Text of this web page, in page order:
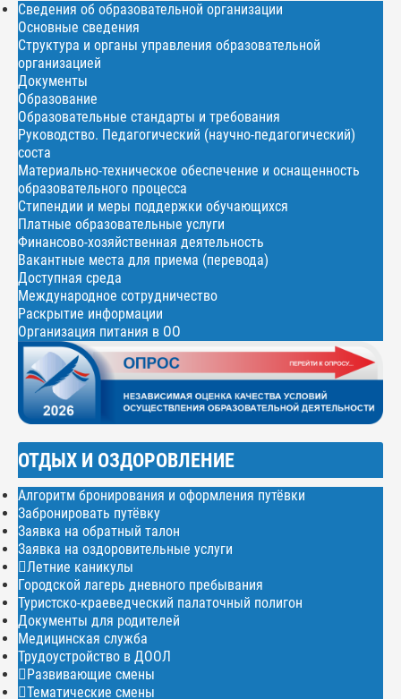
Сведения об образовательной организации
Основные сведения
Структура и органы управления образовательной
организацией
Документы
Образование
Образовательные стандарты и требования
Руководство. Педагогический (научно-педагогический)
соста
Материально-техническое обеспечение и оснащенность
образовательного процесса
Стипендии и меры поддержки обучающихся
Платные образовательные услуги
Финансово-хозяйственная деятельность
Вакантные места для приема (перевода)
Доступная среда
Международное сотрудничество
Раскрытие информации
Организация питания в ОО
ОТДЫХ И ОЗДОРОВЛЕНИЕ
Алгоритм бронирования и оформления путёвки
Забронировать путёвку
Заявка на обратный талон
Заявка на оздоровительные услуги
Летние каникулы
Городской лагерь дневного пребывания
Туристско-краеведческий палаточный полигон
Документы для родителей
Медицинская служба
Трудоустройство в ДООЛ
Развивающие смены
Тематические смены